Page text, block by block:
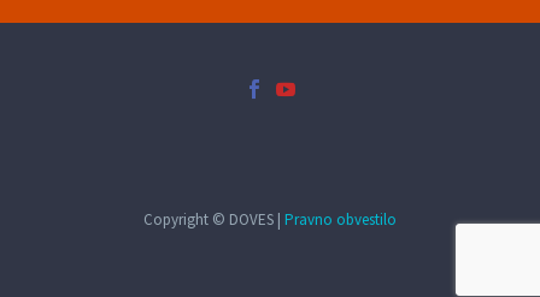
Copyright © DOVES | Pravno obvestilo